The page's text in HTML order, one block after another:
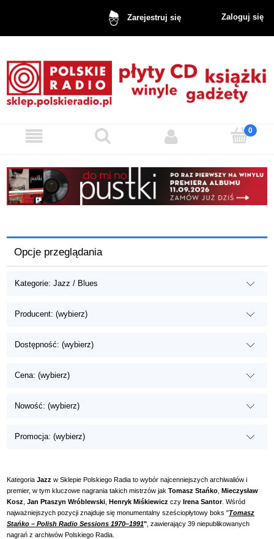
Zarejestruj się Zaloguj się
Opcje przeglądania
Kategorie: Jazz / Blues
Producent: (wybierz)
Dostępność: (wybierz)
Cena: (wybierz)
Nowość: (wybierz)
Promocja: (wybierz)
Kategoria Jazz w Sklepie Polskiego Radia to wybór najcenniejszych archiwaliów i
premier, w tym kluczowe nagrania takich mistrzów jak Tomasz Stańko Mieczysław
Kosz Jan Ptaszyn Wróblewski Henryk Miśkiewicz czy Irena Santor. Wśród
najważniejszych pozycji znajduje się monumentalny sześciopłytowy boks "Tomasz
Stańko – Polish Radio Sessions 1970–1991" , zawierający 39 niepublikowanych
nagrań z archiwów Polskiego Radia.